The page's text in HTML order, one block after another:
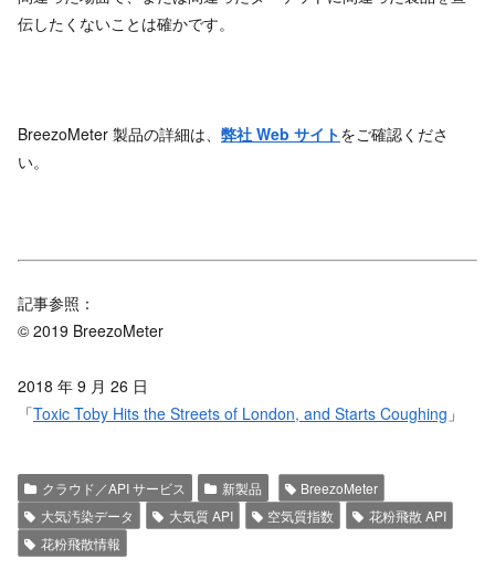
伝したくないことは確かです。
BreezoMeter 製品の詳細は、 弊社 Web サイトをご確認くださ
い。
記事参照：
© 2019 BreezoMeter
2018 年 9 月 26 日
「Toxic Toby Hits the Streets of London, and Starts Coughing 」
クラウド／API サービス 新製品
BreezoMeter
大気汚染データ
大気質 API 空気質指数
花粉飛散 API
花粉飛散情報